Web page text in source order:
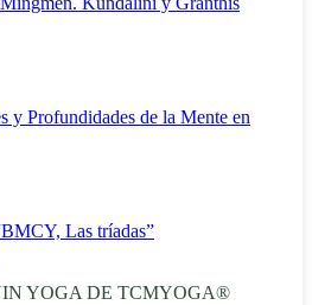
y Profundidades de la Mente en
Las tríadas”
YOGA DE TCMYOGA®